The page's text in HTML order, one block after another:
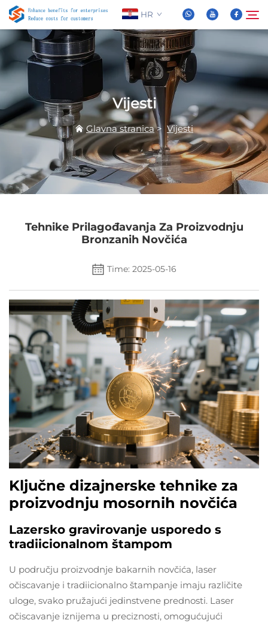
HR
O nama
Proizvodi
Novice
Često Postavljana Pitanja
Pretraživanje
Vijesti
Glavna stranica> Vijesti
Tehnike Prilagođavanja Za Proizvodnju
Bronzanih Novčića
Time: 2025-05-16
Ključne dizajnerske tehnike za
proizvodnju mosornih novčića
Lazersko gravirovanje usporedo s
tradiicionalnom štampom
U području proizvodnje bakarnih novčića, laser
očiscavanje i tradiicionalno štampanje imaju različite
uloge, svako pružajući jedinstvene prednosti. Laser
očiscavanje iznijema u preciznosti, omogućujući